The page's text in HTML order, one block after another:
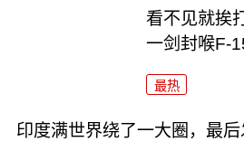
看不见就挨
一剑封喉F-
最热
印度满世界绕了一大圈，最后